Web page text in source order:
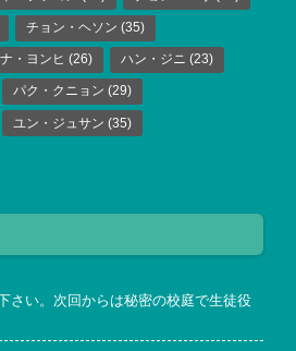
チョン・ヘソン (35)
ナ・ヨンヒ (26) ハン・ジニ (23)
パク・クニョン (29)
ユン・ジュサン (35)
さい。次回からは秘密の校庭で生徒役